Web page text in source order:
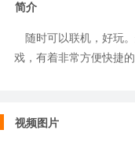
简介
随时可以联机，好玩
戏，有着非常方便快捷
方的小伙伴们一起玩，
空的创造！
视频图片